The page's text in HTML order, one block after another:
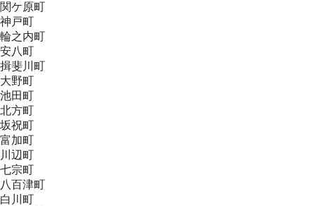
関ケ原町
神戸町
輪之内町
安八町
揖斐川町
大野町
池田町
北方町
坂祝町
富加町
川辺町
七宗町
八百津町
白川町